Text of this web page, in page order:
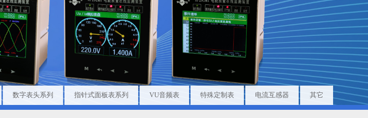
数字表头系列 指针式面板表系列 VU音频表 特殊定制表 电流互感器 其它